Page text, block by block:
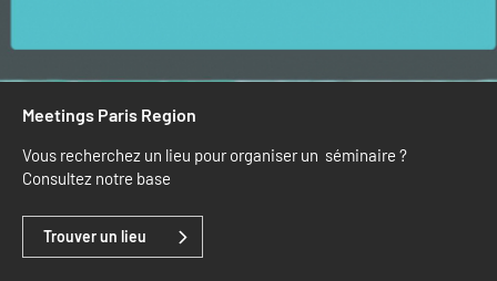
Meetings Paris Region
Vous recherchez un lieu pour organiser un séminaire ?
Consultez notre base
Trouver un lieu